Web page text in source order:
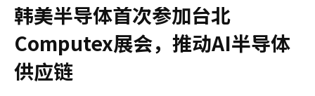
韩美半导体首次参加台北
Computex展会，推动AI半导体
供应链